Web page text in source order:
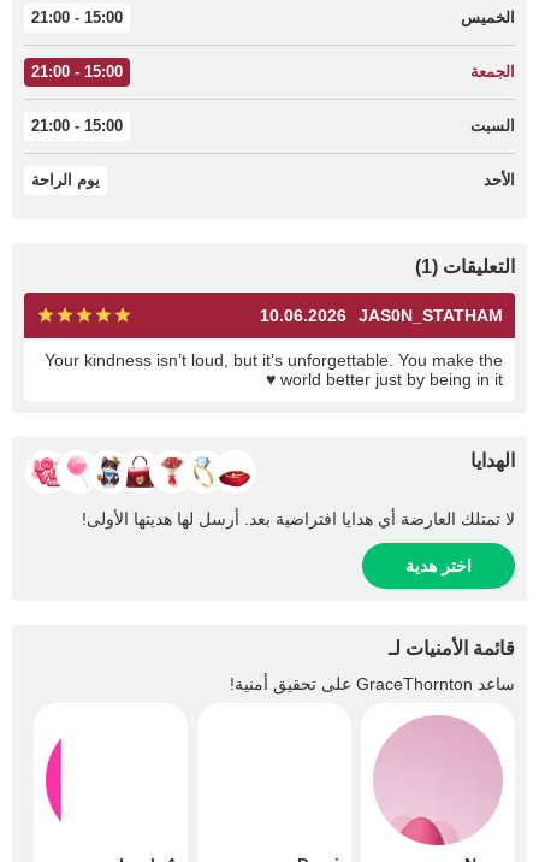
الخميس 15:00 - 21:00
الجمعة 15:00 - 21:00
السبت 15:00 - 21:00
الأحد يوم الراحة
التعليقات (1)
JAS0N_STATHAM
10.06.2026
Your kindness isn’t loud, but it’s unforgettable. You make the
world better just by being in it ♥️
الهدايا
لا تمتلك العارضة أي هدايا افتراضية بعد. أرسل لها هديتها الأولى!
اختر هدية
قائمة الأمنيات لـ
ساعد GraceThornton على تحقيق أمنية!